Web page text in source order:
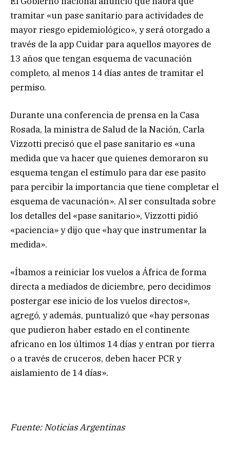
tramitar «un pase sanitario para actividades de
mayor riesgo epidemiológico», y será otorgado a
través de la app Cuidar para aquellos mayores de
13 años que tengan esquema de vacunación
completo, al menos 14 días antes de tramitar el
permiso.
Durante una conferencia de prensa en la Casa
Rosada, la ministra de Salud de la Nación, Carla
Vizzotti precisó que el pase sanitario es «una
medida que va hacer que quienes demoraron su
esquema tengan el estímulo para dar ese pasito
para percibir la importancia que tiene completar el
esquema de vacunación». Al ser consultada sobre
los detalles del «pase sanitario», Vizzotti pidió
«paciencia» y dijo que «hay que instrumentar la
medida».
«Íbamos a reiniciar los vuelos a África de forma
directa a mediados de diciembre, pero decidimos
postergar ese inicio de los vuelos directos»,
agregó, y además, puntualizó que «hay personas
que pudieron haber estado en el continente
africano en los últimos 14 días y entran por tierra
o a través de cruceros, deben hacer PCR y
aislamiento de 14 días».
Fuente: Noticias Argentinas